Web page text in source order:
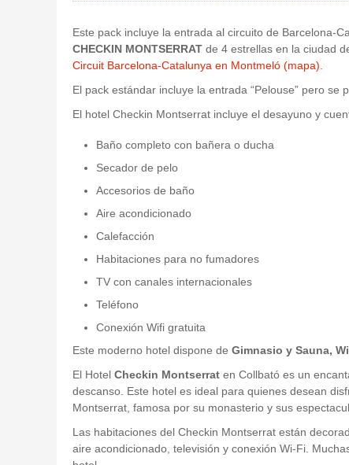
Este pack incluye la entrada al circuito de Barcelona-
CHECKIN MONTSERRAT de 4 estrellas en la ciudad
Circuit Barcelona-Catalunya en Montmeló (mapa)
El pack estándar incluye la entrada “Pelouse” pero
El hotel Checkin Montserrat incluye el desayuno y
Baño completo con bañera o ducha
Secador de pelo
Accesorios de baño
Aire acondicionado
Calefacción
Habitaciones para no fumadores
TV con canales internacionales
Teléfono
Conexión Wifi gratuita
Este moderno hotel dispone de Gimnasio y Sauna,
El Hotel Checkin Montserrat en Collbató es un
descanso. Este hotel es ideal para quienes desean
Montserrat, famosa por su monasterio y sus
Las habitaciones del Checkin Montserrat están
aire acondicionado, televisión y conexión Wi-Fi.